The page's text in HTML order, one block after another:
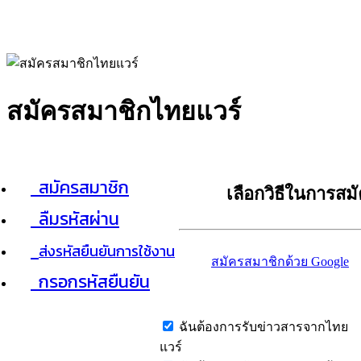
สมัครสมาชิกไทยแวร์
สมัครสมาชิก
ลืมรหัสผ่าน
ส่งรหัสยืนยันการใช้งาน
กรอกรหัสยืนยัน
เลือกวิธีในการส
สมัครสมาชิกด้วย Google
ฉันต้องการรับข่าวสารจากไทย
แวร์